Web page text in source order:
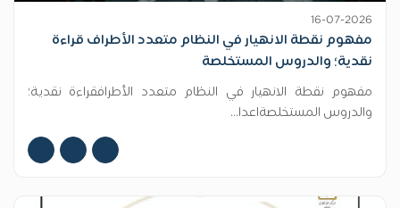
16-07-2026
مفهوم نقطة الانهيار في النظام متعدد الأطراف قراءة
نقدية؛ والدروس المستخلصة
مفهوم نقطة الانهيار في النظام متعدد الأطرافقراءة نقدية؛
والدروس المستخلصةاعدا...